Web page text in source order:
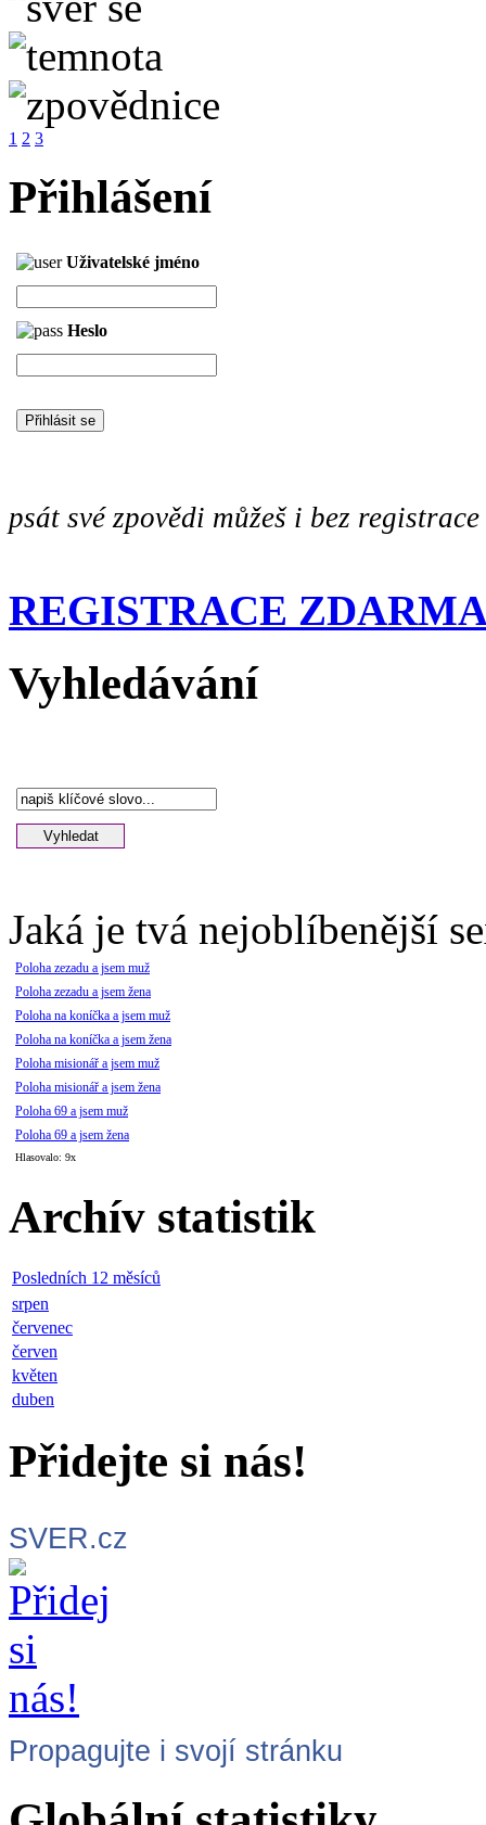
1 2 3
Přihlášení
Uživatelské jméno
Heslo
psát své zpovědi můžeš i bez registrace
REGISTRACE
Vyhledávání
Jaká je tvá nejoblíbenější
Poloha zezadu a jsem muž
Poloha zezadu a jsem žena
Poloha na koníčka a jsem muž
Poloha na koníčka a jsem žena
Poloha misionář a jsem muž
Poloha misionář a jsem žena
Poloha 69 a jsem muž
Poloha 69 a jsem žena
Hlasovalo: 9x
Archív statistik
Posledních 12 měsíců
srpen
červenec
červen
květen
duben
Přidejte si nás!
SVER.cz
Propagujte i svojí stránku